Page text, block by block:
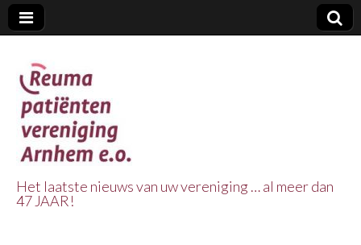
Het laatste nieuws van uw vereniging … al meer dan
47 JAAR!